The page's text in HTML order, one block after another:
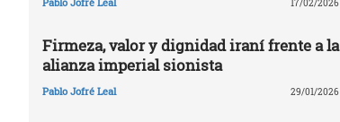
17/02/2026
Firmeza, valor y dignidad iraní frente a la
alianza imperial sionista
Pablo Jofré Leal 29/01/2026